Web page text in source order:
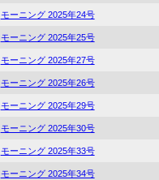
モーニング 2025年24号
モーニング 2025年25号
モーニング 2025年27号
モーニング 2025年26号
モーニング 2025年29号
モーニング 2025年30号
モーニング 2025年33号
モーニング 2025年34号